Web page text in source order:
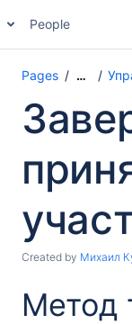
People
Pages …
Created by Михаил
Метод